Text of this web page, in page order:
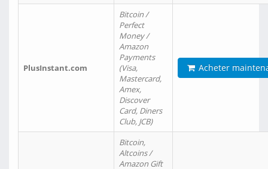
PlusInstant.com
Bitcoin /
Perfect
Money /
Amazon
Payments
(Visa,
Mastercard,
Amex,
Discover
Card, Diners
Club, JCB)
Acheter
Bitcoin,
Altcoins /
Amazon Gift